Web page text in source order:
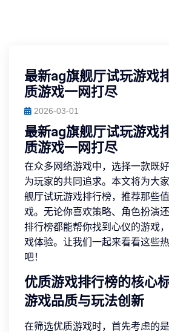
最新ag旗舰厅试玩游戏
质游戏一网打尽
2026-03-01
最新ag旗舰厅试玩游戏
质游戏一网打尽
在众多网络游戏中，选择一款既
为玩家的共同追求。本文将为大
舰厅试玩游戏排行榜，推荐那些
戏。无论你喜欢策略、角色扮演
排行榜都能帮你找到心仪的游戏
戏体验。让我们一起来看看这些
吧！
优质游戏排行榜的核心
游戏品质与玩法创新
在筛选优质游戏时，首先考虑的